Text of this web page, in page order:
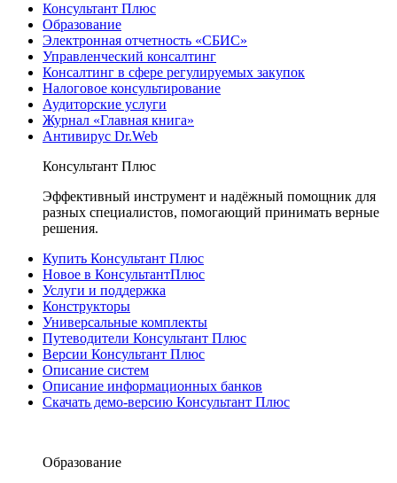
Консультант Плюс
Образование
Электронная отчетность «СБИС»
Управленческий консалтинг
Консалтинг в сфере регулируемых закупок
Налоговое консультирование
Аудиторские услуги
Журнал «Главная книга»
Антивирус Dr.Web
Консультант Плюс
Эффективный инструмент и надёжный помощник для
разных специалистов, помогающий принимать верные
решения.
Купить Консультант Плюс
Новое в КонсультантПлюс
Услуги и поддержка
Конструкторы
Универсальные комплекты
Путеводители Консультант Плюс
Версии Консультант Плюс
Описание систем
Описание информационных банков
Скачать демо-версию Консультант Плюс
Образование